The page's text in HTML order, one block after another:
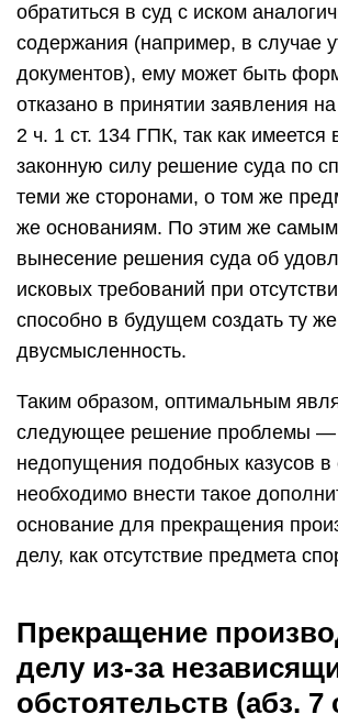
обратиться в суд с иском
содержания (например, в случае
документов), ему может быть
отказано в принятии заявления
2 ч. 1 ст. 134 ГПК, так как имеется
законную силу решение суда по
теми же сторонами, о том же
же основаниям. По этим же
вынесение решения суда об
исковых требований при
способно в будущем создать ту же
двусмысленность.
Таким образом, оптимальным
следующее решение проблемы —
недопущения подобных казусов в
необходимо внести такое
основание для прекращения
делу, как отсутствие предмета
Прекращение
делу из-за
обстоятельств (абз. 7